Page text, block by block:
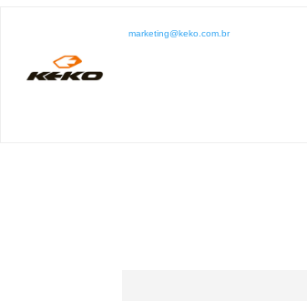
marketing@keko.com.br